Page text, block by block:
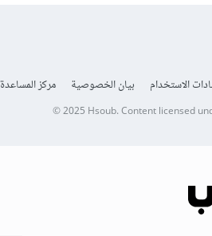
الاستخدام بيان الخصوصية مركز المساعدة
© 2025 Hsoub.Content licensed